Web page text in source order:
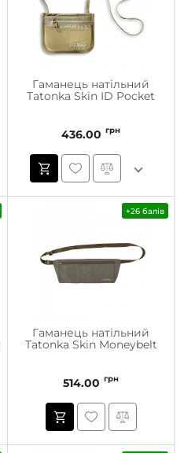
Гаманець натільний
Tatonka Skin ID Pocket
436.00 грн
+26 балів
Гаманець натільний
Tatonka Skin Moneybelt
514.00 грн